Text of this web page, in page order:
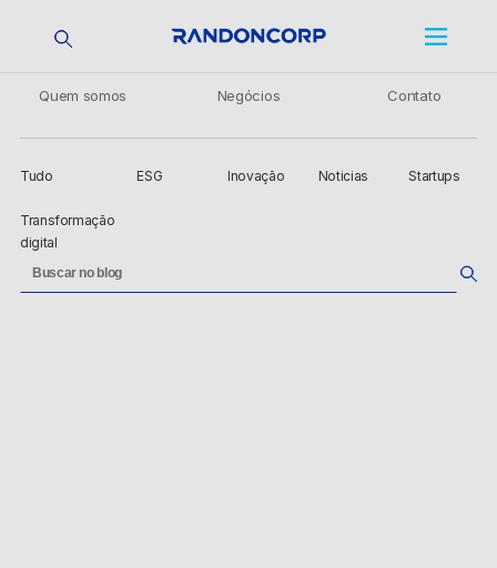
Quem somos Negócios Contato
Tudo ESG Inovação Noticias Startups
Transformação
digital